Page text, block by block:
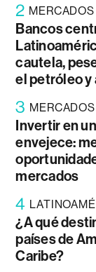
2 MERCADOS
Bancos
cautela,
el petróleo
3 MERCADOS
Invertir en
envejece:
mercados
4
¿A qué
países de
Caribe?